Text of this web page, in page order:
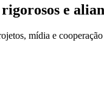
e
mídia e